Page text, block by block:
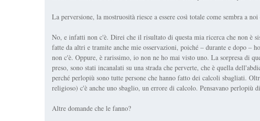
La perversione, la mostruosità riesce a essere così totale come sembra a
No, e infatti non c'è. Direi che il risultato di questa mia ricerca che non è
fatte da altri e tramite anche mie osservazioni, poiché – durante e dopo –
non c'è. Oppure, è rarissimo, io non ne ho mai visto uno. La sorpresa di
preso, sono stati incanalati su una strada che perverte, che è quella
perché perlopiù sono tutte persone che hanno fatto dei calcoli sbagliati.
religioso) c'è anche uno sbaglio, un errore di calcolo. Pensavano perlopiù
Altre domande che le fanno?